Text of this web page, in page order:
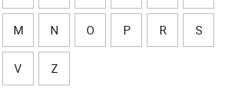
M N O P R S
V Z